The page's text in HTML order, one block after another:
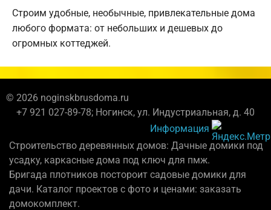
Строим удобные, необычные, привлекательные дома
любого формата: от небольших и дешевых до
огромных коттеджей.
© 2026 noginskbrusdoma.ru
+7 921 027-89-78; Ногинск, ул. Индустриальная, д. 40
Информация
Строительство деревянных домов: Дачные домики под
усадку, каркасные дома под ключ для пмж.
Бригада плотников постороит садовые домики для
дачи. Каталог проектов с фото и ценами: заказать
домокомплект.